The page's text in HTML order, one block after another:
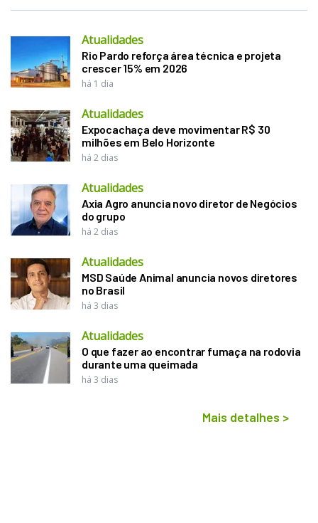
Atualidades
Rio Pardo reforça área técnica e projeta
crescer 15% em 2026
há 1 dia
Atualidades
Expocachaça deve movimentar R$ 30
milhões em Belo Horizonte
há 2 dias
Atualidades
Axia Agro anuncia novo diretor de Negócios
do grupo
há 2 dias
Atualidades
MSD Saúde Animal anuncia novos diretores
no Brasil
há 3 dias
Atualidades
O que fazer ao encontrar fumaça na rodovia
durante uma queimada
há 3 dias
Mais detalhes >